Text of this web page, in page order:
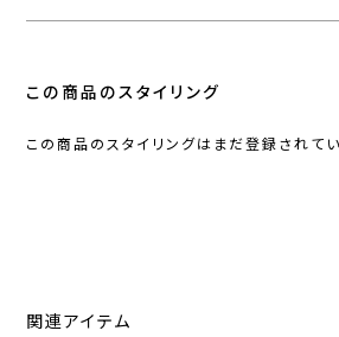
この商品のスタイリング
この商品のスタイリングはまだ登録されてい
関連アイテム